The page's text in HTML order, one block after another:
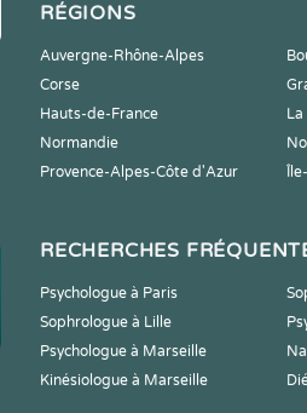
RÉGIONS
Auvergne-Rhône-Alpes
Corse
Hauts-de-France
La
Normandie
Provence-Alpes-Côte d'Azur
RECHERCHES
Psychologue à Paris
Sophrologue à Lille
Psychologue à Marseille
Kinésiologue à Marseille